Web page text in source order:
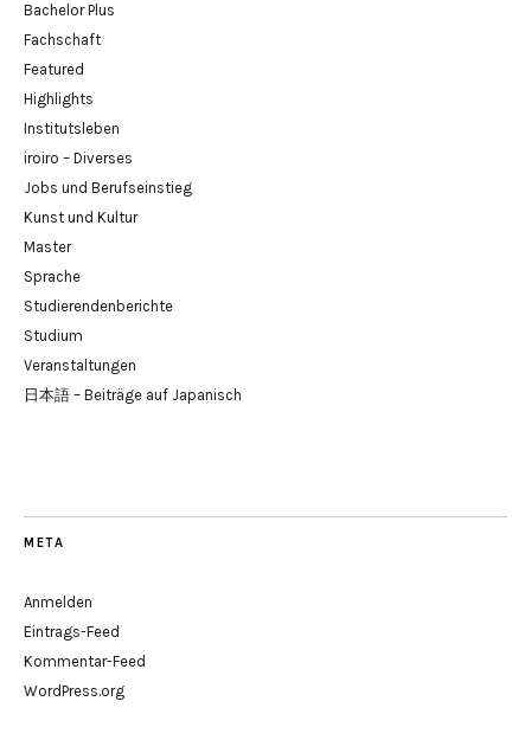
Bachelor Plus
Fachschaft
Featured
Highlights
Institutsleben
iroiro – Diverses
Jobs und Berufseinstieg
Kunst und Kultur
Master
Sprache
Studierendenberichte
Studium
Veranstaltungen
日本語 – Beiträge auf Japanisch
META
Anmelden
Eintrags-Feed
Kommentar-Feed
WordPress.org